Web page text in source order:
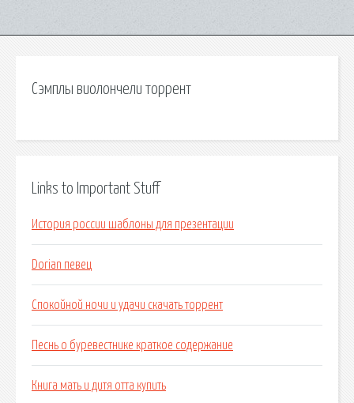
Сэмплы виолончели торрент
Links to Important Stuff
История россии шаблоны для презентации
Dorian певец
Спокойной ночи и удачи скачать торрент
Песнь о буревестнике краткое содержание
Книга мать и дитя отта купить